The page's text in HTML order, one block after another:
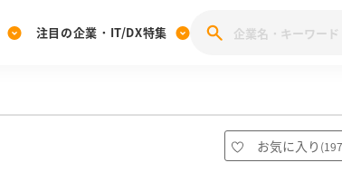
[27卒] 本選考体験記投稿キャンペーン
注目の企業・IT/DX特集
お気に入り (